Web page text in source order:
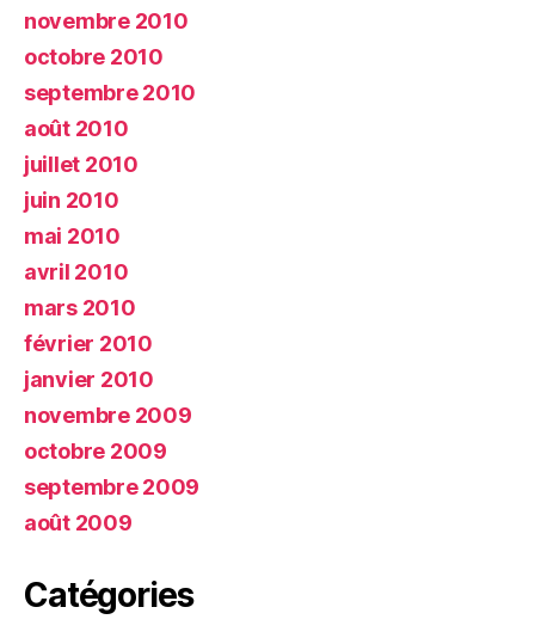
novembre 2010
octobre 2010
septembre 2010
août 2010
juillet 2010
juin 2010
mai 2010
avril 2010
mars 2010
février 2010
janvier 2010
novembre 2009
octobre 2009
septembre 2009
août 2009
Catégories